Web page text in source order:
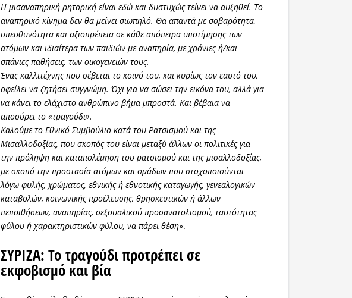
Η μισαναπηρική ρητορική είναι εδώ και δυστυχώς τείνει να αυξηθεί. Το
αναπηρικό κίνημα δεν θα μείνει σιωπηλό. Θα απαντά με σοβαρότητα,
υπευθυνότητα και αξιοπρέπεια σε κάθε απόπειρα υποτίμησης των
ατόμων και ιδιαίτερα των παιδιών με αναπηρία, με χρόνιες ή/και
σπάνιες παθήσεις, των οικογενειών τους.
Ένας καλλιτέχνης που σέβεται το κοινό του, και κυρίως τον εαυτό του,
οφείλει να ζητήσει συγγνώμη. Όχι για να σώσει την εικόνα του, αλλά για
να κάνει το ελάχιστο ανθρώπινο βήμα μπροστά. Και βέβαια να
αποσύρει το «τραγούδι».
Καλούμε το Εθνικό Συμβούλιο κατά του Ρατσισμού και της
Μισαλλοδοξίας, που σκοπός του είναι μεταξύ άλλων οι πολιτικές για
την πρόληψη και καταπολέμηση του ρατσισμού και της μισαλλοδοξίας,
με σκοπό την προστασία ατόμων και ομάδων που στοχοποιούνται
λόγω φυλής, χρώματος, εθνικής ή εθνοτικής καταγωγής, γενεαλογικών
καταβολών, κοινωνικής προέλευσης, θρησκευτικών ή άλλων
πεποιθήσεων, αναπηρίας, σεξουαλικού προσανατολισμού, ταυτότητας
φύλου ή χαρακτηριστικών φύλου, να πάρει θέση».
ΣΥΡΙΖΑ: Το τραγούδι προτρέπει σε
εκφοβισμό και βία